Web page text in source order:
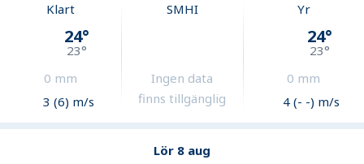
Klart
24°
23°
0 mm
3 (6) m/s
SMHI
Ingen data
finns tillgänglig
Yr
24°
23°
0 mm
4 (- -) m/s
Lör 8 aug